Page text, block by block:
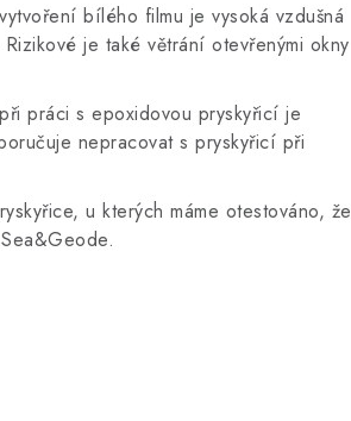
bílého filmu je vysoká vzdušná
je také větrání otevřenými okny
práci s epoxidovou pryskyřicí je
nepracovat s pryskyřicí při
u kterých máme otestováno, že